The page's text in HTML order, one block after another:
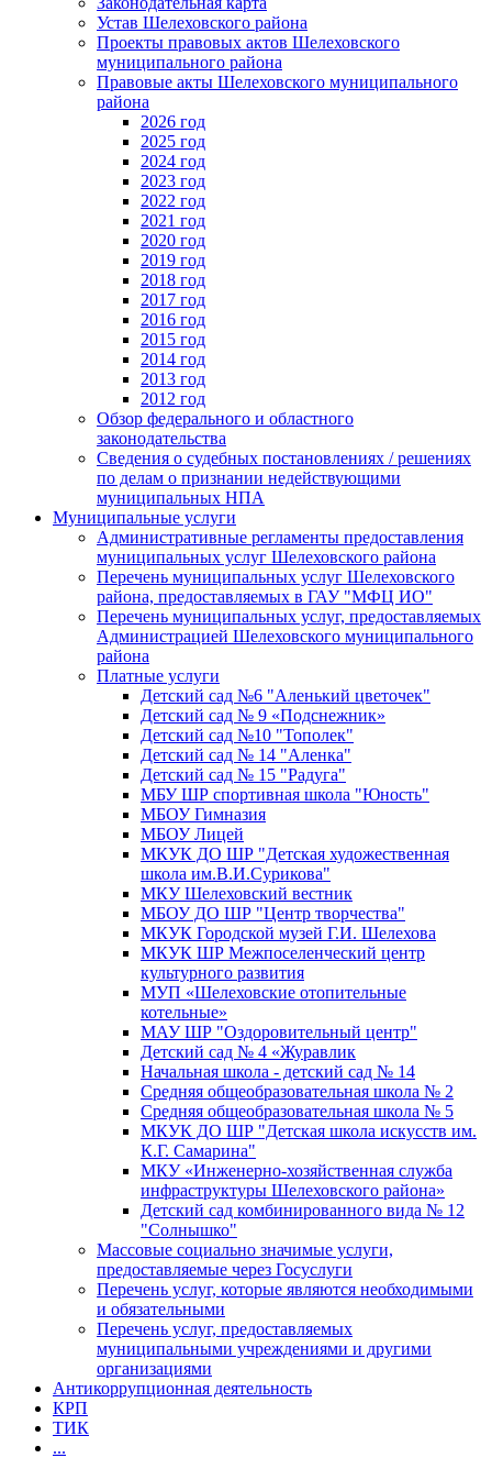
Устав Шелеховского района
Проекты правовых актов Шелеховского
муниципального района
Правовые акты Шелеховского муниципального
района
2026 год
2025 год
2024 год
2023 год
2022 год
2021 год
2020 год
2019 год
2018 год
2017 год
2016 год
2015 год
2014 год
2013 год
2012 год
Обзор федерального и областного
законодательства
Сведения о судебных постановлениях / решениях
по делам о признании недействующими
муниципальных НПА
Муниципальные услуги
Административные регламенты предоставления
муниципальных услуг Шелеховского района
Перечень муниципальных услуг Шелеховского
района, предоставляемых в ГАУ "МФЦ ИО"
Перечень муниципальных услуг, предоставляемых
Администрацией Шелеховского муниципального
района
Платные услуги
Детский сад №6 "Аленький цветочек"
Детский сад № 9 «Подснежник»
Детский сад №10 "Тополек"
Детский сад № 14 "Аленка"
Детский сад № 15 "Радуга"
МБУ ШР спортивная школа "Юность"
МБОУ Гимназия
МБОУ Лицей
МКУК ДО ШР "Детская художественная
школа им.В.И.Сурикова"
МКУ Шелеховский вестник
МБОУ ДО ШР "Центр творчества"
МКУК Городской музей Г.И. Шелехова
МКУК ШР Межпоселенческий центр
культурного развития
МУП «Шелеховские отопительные
котельные»
МАУ ШР "Оздоровительный центр"
Детский сад № 4 «Журавлик
Начальная школа - детский сад № 14
Средняя общеобразовательная школа № 2
Средняя общеобразовательная школа № 5
МКУК ДО ШР "Детская школа искусств им.
К.Г. Самарина"
МКУ «Инженерно-хозяйственная служба
инфраструктуры Шелеховского района»
Детский сад комбинированного вида № 12
"Солнышко"
Массовые социально значимые услуги,
предоставляемые через Госуслуги
Перечень услуг, которые являются необходимыми
и обязательными
Перечень услуг, предоставляемых
муниципальными учреждениями и другими
организациями
Антикоррупционная деятельность
КРП
ТИК
...